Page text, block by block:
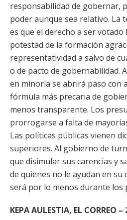
responsabilidad de gobernar,
poder aunque sea relativo. La
es que el derecho a ser votado
potestad de la formación
representatividad a salvo de
o de pacto de gobernabilidad.
en minoría se abrirá paso con
fórmula más precaria de
menos transparente. Los
prorrogarse a falta de
Las políticas públicas vienen
superiores. Al gobierno de
que disimular sus carencias y
de quienes no le ayudan en su
será por lo menos durante los
KEPA AULESTIA, EL CORREO